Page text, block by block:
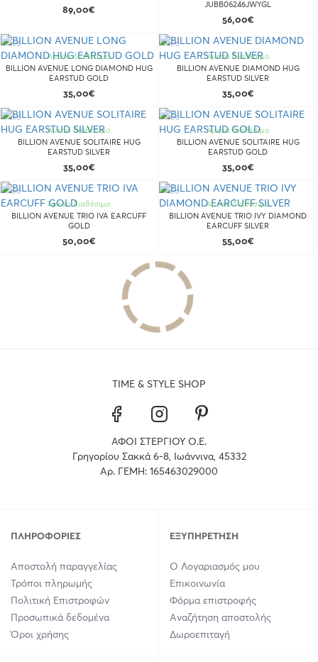
89,00€
JUBB06246JWYGL
56,00€
Νέο
Άμεσα διαθέσιμο
BILLION AVENUE LONG DIAMOND HUG
EARSTUD GOLD
35,00€
Νέο
Άμεσα διαθέσιμο
BILLION AVENUE DIAMOND HUG
EARSTUD SILVER
35,00€
Νέο
Άμεσα διαθέσιμο
BILLION AVENUE SOLITAIRE HUG
EARSTUD SILVER
35,00€
Νέο
Άμεσα διαθέσιμο
BILLION AVENUE SOLITAIRE HUG
EARSTUD GOLD
35,00€
Νέο
Άμεσα διαθέσιμο
BILLION AVENUE TRIO IVA EARCUFF
GOLD
50,00€
Νέο
Άμεσα διαθέσιμο
BILLION AVENUE TRIO IVY DIAMOND
EARCUFF SILVER
55,00€
TIME & STYLE SHOP
ΑΦΟΙ ΣΤΕΡΓΙΟΥ Ο.Ε.
Γρηγορίου Σακκά 6-8, Ιωάννινα, 45332
Αρ. ΓΕΜΗ: 165463029000
ΠΛΗΡΟΦΟΡΊΕΣ
Αποστολή παραγγελίας
Τρόποι πληρωμής
Πολιτική Επιστροφών
Προσωπικά δεδομένα
Όροι χρήσης
ΕΞΥΠΗΡΈΤΗΣΗ
Ο Λογαριασμός μου
Επικοινωνία
Φόρμα επιστροφής
Αναζήτηση αποστολής
Δωροεπιταγή